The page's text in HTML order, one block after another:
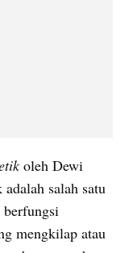
oleh Dewi
salah satu
mengkilap atau